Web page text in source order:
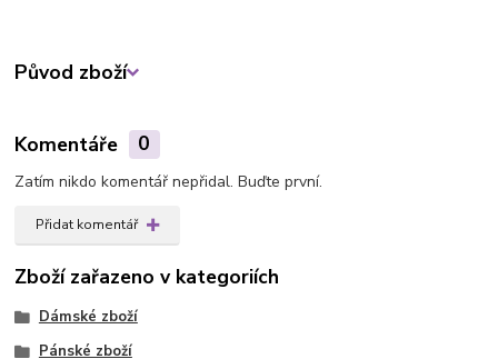
Původ zboží
Komentáře 0
Zatím nikdo komentář nepřidal. Buďte první.
Přidat komentář
Zboží zařazeno v kategoriích
Dámské zboží
Pánské zboží